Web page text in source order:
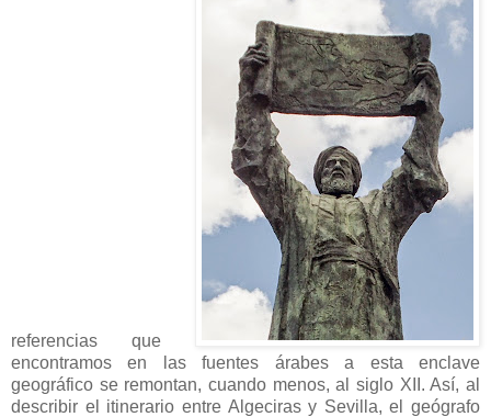
referencias que
encontramos en las fuentes árabes a esta enclave
geográfico se remontan, cuando menos, al siglo XII. Así, al
describir el itinerario entre Algeciras y Sevilla, el geógrafo